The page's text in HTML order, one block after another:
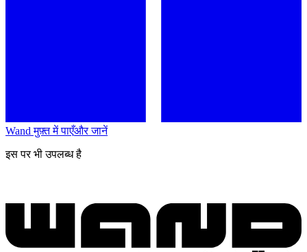
Wand मुफ़्त में पाएँऔर जानें
इस पर भी उपलब्ध है